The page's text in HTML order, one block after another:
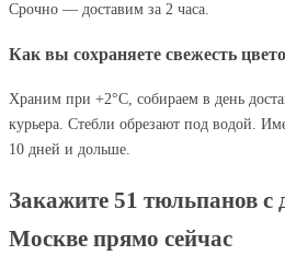
Срочно — доставим за 2 часа.
Как вы сохраняете свежесть
Храним при +2°C, собираем в день
курьера. Стебли обрезают под водой.
10 дней и дольше.
Закажите 51 тюльпанов с
Москве прямо сейчас